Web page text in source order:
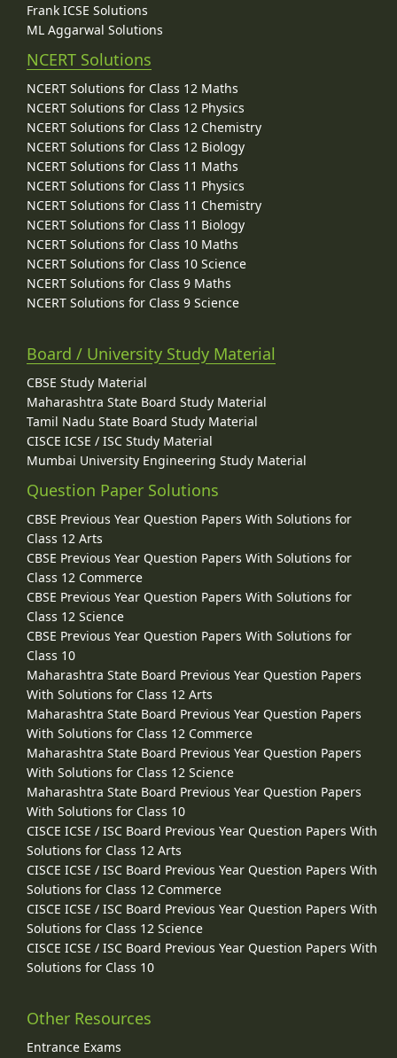
Frank ICSE Solutions
ML Aggarwal Solutions
NCERT Solutions
NCERT Solutions for Class 12 Maths
NCERT Solutions for Class 12 Physics
NCERT Solutions for Class 12 Chemistry
NCERT Solutions for Class 12 Biology
NCERT Solutions for Class 11 Maths
NCERT Solutions for Class 11 Physics
NCERT Solutions for Class 11 Chemistry
NCERT Solutions for Class 11 Biology
NCERT Solutions for Class 10 Maths
NCERT Solutions for Class 10 Science
NCERT Solutions for Class 9 Maths
NCERT Solutions for Class 9 Science
Board / University Study Material
CBSE Study Material
Maharashtra State Board Study Material
Tamil Nadu State Board Study Material
CISCE ICSE / ISC Study Material
Mumbai University Engineering Study Material
Question Paper Solutions
CBSE Previous Year Question Papers With Solutions for
Class 12 Arts
CBSE Previous Year Question Papers With Solutions for
Class 12 Commerce
CBSE Previous Year Question Papers With Solutions for
Class 12 Science
CBSE Previous Year Question Papers With Solutions for
Class 10
Maharashtra State Board Previous Year Question Papers
With Solutions for Class 12 Arts
Maharashtra State Board Previous Year Question Papers
With Solutions for Class 12 Commerce
Maharashtra State Board Previous Year Question Papers
With Solutions for Class 12 Science
Maharashtra State Board Previous Year Question Papers
With Solutions for Class 10
CISCE ICSE / ISC Board Previous Year Question Papers With
Solutions for Class 12 Arts
CISCE ICSE / ISC Board Previous Year Question Papers With
Solutions for Class 12 Commerce
CISCE ICSE / ISC Board Previous Year Question Papers With
Solutions for Class 12 Science
CISCE ICSE / ISC Board Previous Year Question Papers With
Solutions for Class 10
Other Resources
Entrance Exams